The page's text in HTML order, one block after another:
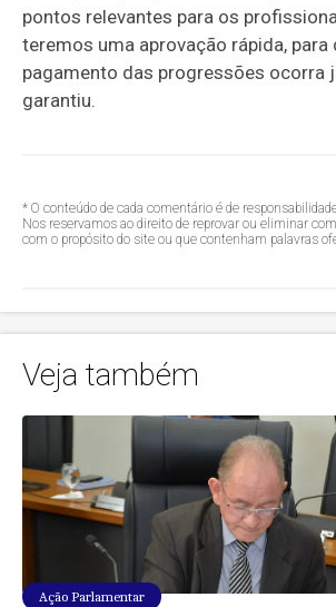
pontos relevantes para os
teremos uma aprovação rápida, para
pagamento das progressões ocorra
garantiu.
* O conteúdo de cada comentário é de
Nos reservamos ao direito de reprovar ou eliminar
com o propósito do site ou que contenham palavras
Veja também
Ação Parlamentar